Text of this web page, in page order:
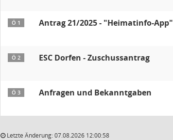
Ö 1 Antrag 21/2025 - "Heimatinfo-App"
Ö 2 ESC Dorfen - Zuschussantrag
Ö 3 Anfragen und Bekanntgaben
Letzte Änderung: 07.08.2026 12:00:58